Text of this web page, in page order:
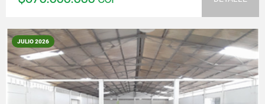
JULIO 2026